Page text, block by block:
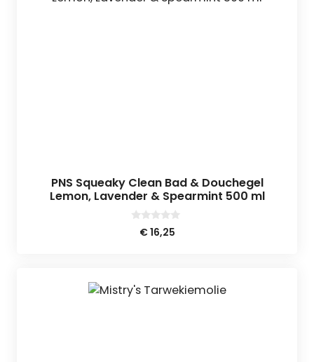
PNS Squeaky Clean Bad & Douchegel
Lemon, Lavender & Spearmint 500 ml
€16,25